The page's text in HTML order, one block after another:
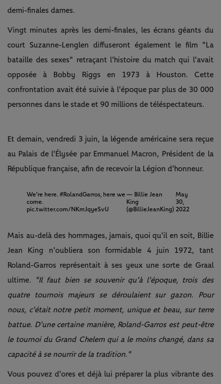
demi-finales dames.
Vingt minutes après les demi-finales, les écrans géants du
court Suzanne-Lenglen diffuseront également le film "La
bataille des sexes" retraçant l'histoire du match qui l'avait
opposée à Bobby Riggs en 1973 à Houston. Cette
confrontation avait été suivie à l'époque par plus de 30 000
personnes dans le stade et 90 millions de téléspectateurs.
Et demain, vendredi 3 juin, la légende américaine sera reçue
au Palais de l'Élysée par Emmanuel Macron, Président de la
République française, afin de recevoir la Légion d'honneur.
We’re here. #RolandGarros, here we
come.
pic.twitter.com/NKmJqyeSvU
— Billie Jean
King
(@BillieJeanKing)
May
30,
2022
Mais au-delà des hommages, jamais, quoi qu'il en soit, Billie
Jean King n'oubliera son formidable 4 juin 1972, tant
Roland-Garros représentait à ses yeux une sorte de Graal
ultime.
"Il faut bien se souvenir qu'à l'époque, trois des
quatre tournois majeurs se déroulaient sur gazon. Pour
nous, c'était notre petit moment, unique et beau, sur terre
battue. D'une certaine manière, Roland-Garros est peut-être
le tournoi du Grand Chelem qui a le moins changé, dans sa
capacité à se nourrir de la tradition."
Vous pouvez d'ores et déjà lui préparer la plus vibrante des